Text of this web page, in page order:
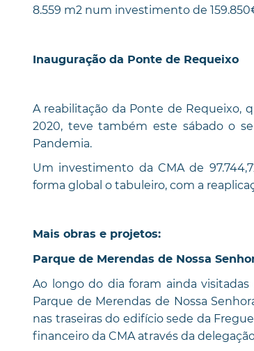
8.559 m2 num investimento de
Inauguração da Ponte de Requeixo
A reabilitação da Ponte de Requeixo,
2020, teve também este sábado o
Pandemia.
Um investimento da CMA de
forma global o tabuleiro, com a
Mais obras e projetos:
Parque de Merendas de Nossa
Ao longo do dia foram ainda
Parque de Merendas de Nossa
nas traseiras do edifício sede da
financeiro da CMA através da